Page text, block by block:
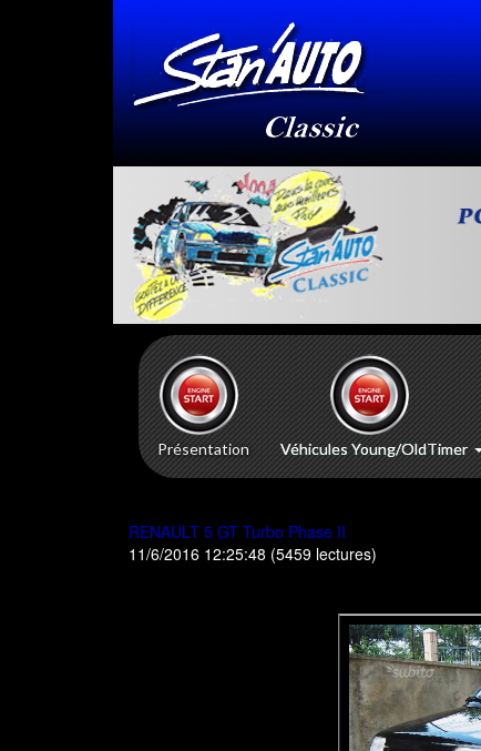
Présentation Véhicules Young/OldTimer
RENAULT 5 GT Turbo Phase II
11/6/2016 12:25:48 (5459 lectures)